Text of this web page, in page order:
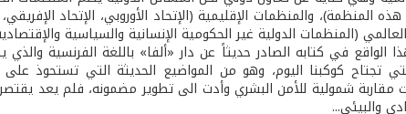
المنظمة)، والمنظمات الإقليمية (الإتحاد الأوروبي، الإتحاد
(المنظمات الدولية غير الحكومية الإنسانية والسياسية
الواقع في كتابه الصادر حديثاً عن دار «ألفا» باللغة الفرنسية والذي
التي تجتاح كوكبنا اليوم، وهو من المواضيع الحديثة التي تستحوذ
مقاربة شمولية للأمن البشري وأدت الى تطوير مضمونه، فلم يعد
والبيئي...